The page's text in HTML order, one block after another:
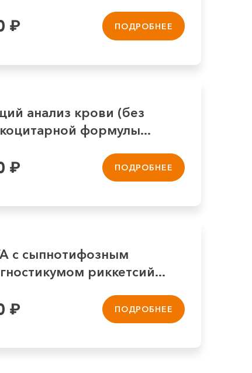
₽ ПОДРОБНЕЕ
анализ крови (без
формулы...
₽ ПОДРОБНЕЕ
с сыпнотифозным
риккетсий...
₽ ПОДРОБНЕЕ